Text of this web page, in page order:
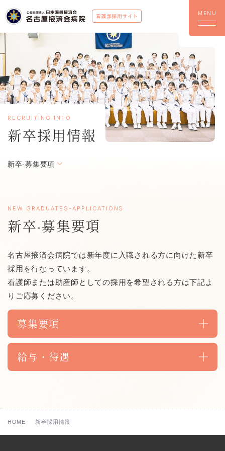
RECRUITING INFO
新卒採用情報
新卒-募集要項
NEW GRADUATES-APPLICATIONS
新卒-募集要項
名古屋掖済会病院では新年度に入職される方に向けた新卒
採用を行なっています。
看護師または助産師としての採用を希望される方は下記よ
りご応募ください。
募集要項
給与・待遇
HOME 新卒採用情報